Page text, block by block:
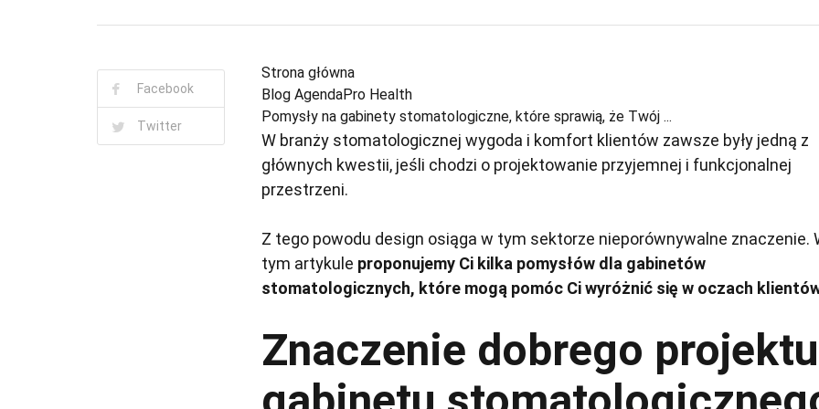
Facebook
Twitter
Strona główna
Blog AgendaPro Health
Pomysły na gabinety stomatologiczne, które sprawią, że Twój ...
W branży stomatologicznej wygoda i komfort klientów zawsze były jedną z
głównych kwestii, jeśli chodzi o projektowanie przyjemnej i funkcjonalnej
przestrzeni.
Z tego powodu design osiąga w tym sektorze nieporównywalne znaczenie.
tym artykule proponujemy Ci kilka pomysłów dla gabinetów
stomatologicznych, które mogą pomóc Ci wyróżnić się w oczach
Znaczenie dobrego projektu